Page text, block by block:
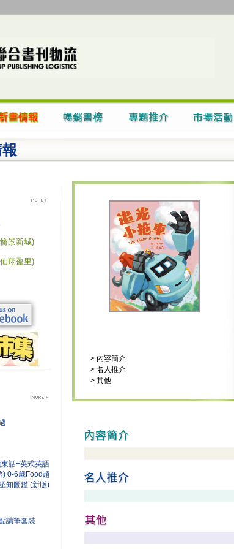
景新城)
翔盈里)
話+英式英語
) 0-6歲Food超
知圖鑑 (新版)
讀筆套裝
> 內容簡介
> 名人推介
> 其他